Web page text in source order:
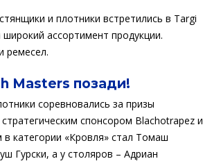
и плотники встретились в Targi
ассортимент продукции.
ремесел.
Masters позади!
соревновались за призы
спонсором Blachotrapez и
категории «Кровля» стал Томаш
Гурски, а у столяров – Адриан